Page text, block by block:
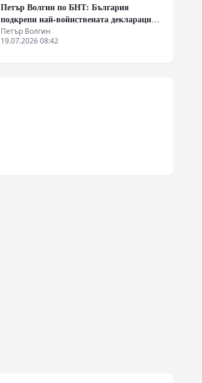
Петър Волгин по БНТ: България
подкрепи най-войнствената декларация,
която някога съм чел
Петър Волгин
19.07.2026 08:42